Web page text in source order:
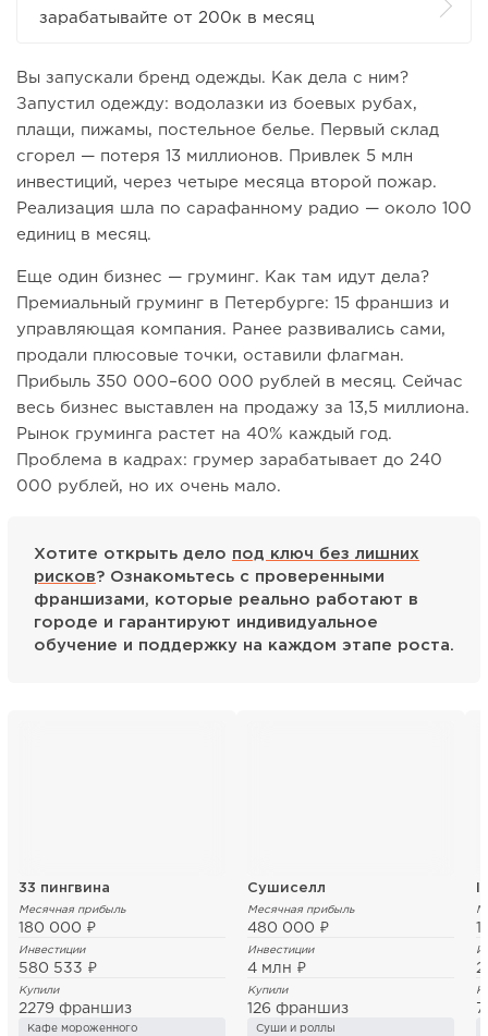
зарабатывайте от 200к в месяц
Вы запускали бренд одежды. Как дела с ним?
Запустил одежду: водолазки из боевых рубах,
плащи, пижамы, постельное белье. Первый склад
сгорел — потеря 13 миллионов. Привлек 5 млн
инвестиций, через четыре месяца второй пожар.
Реализация шла по сарафанному радио — около 100
единиц в месяц.
Еще один бизнес — груминг. Как там идут дела?
Премиальный груминг в Петербурге: 15 франшиз и
управляющая компания. Ранее развивались сами,
продали плюсовые точки, оставили флагман.
Прибыль 350 000–600 000 рублей в месяц. Сейчас
весь бизнес выставлен на продажу за 13,5 миллиона.
Рынок груминга растет на 40% каждый год.
Проблема в кадрах: грумер зарабатывает до 240
000 рублей, но их очень мало.
Хотите открыть дело под ключ без лишних
рисков? Ознакомьтесь с проверенными
франшизами, которые реально работают в
городе и гарантируют индивидуальное
обучение и поддержку на каждом этапе роста.
33 пингвина
Месячная прибыль
180 000 ₽
Инвестиции
580 533 ₽
Купили
2279 франшиз
Кафе мороженного
Сушиселл
Месячная прибыль
480 000 ₽
Инвестиции
4 млн ₽
Купили
126 франшиз
Суши и роллы